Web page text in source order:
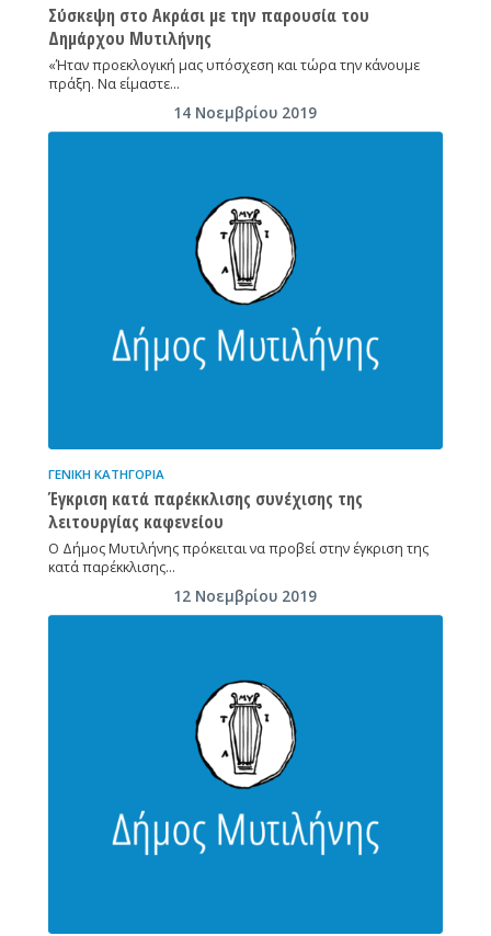
Σύσκεψη στο Ακράσι με την παρουσία του
Δημάρχου Μυτιλήνης
«Ήταν προεκλογική μας υπόσχεση και τώρα την κάνουμε
πράξη. Να είμαστε…
14 Νοεμβρίου 2019
ΓΕΝΙΚΉ ΚΑΤΗΓΟΡΊΑ
Έγκριση κατά παρέκκλισης συνέχισης της
λειτουργίας καφενείου
Ο Δήμος Μυτιλήνης πρόκειται να προβεί στην έγκριση της
κατά παρέκκλισης…
12 Νοεμβρίου 2019